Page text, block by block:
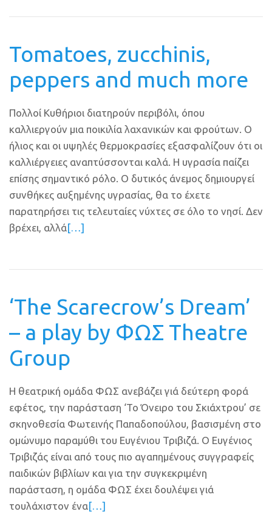
Tomatoes, zucchinis,
peppers and much more
Πολλοί Κυθήριοι διατηρούν περιβόλι, όπου
καλλιεργούν μια ποικιλία λαχανικών και φρούτων. Ο
ήλιος και οι υψηλές θερμοκρασίες εξασφαλίζουν ότι οι
καλλιέργειες αναπτύσσονται καλά. Η υγρασία παίζει
επίσης σημαντικό ρόλο. Ο δυτικός άνεμος δημιουργεί
συνθήκες αυξημένης υγρασίας, θα το έχετε
παρατηρήσει τις τελευταίες νύχτες σε όλο το νησί. Δεν
βρέχει, αλλά[…]
‘The Scarecrow’s Dream’
– a play by ΦΩΣ Theatre
Group
Η θεατρική ομάδα ΦΩΣ ανεβάζει γιά δεύτερη φορά
εφέτος, την παράσταση ‘Το Όνειρο του Σκιάχτρου’ σε
σκηνοθεσία Φωτεινής Παπαδοπούλου, βασισμένη στο
ομώνυμο παραμύθι του Ευγένιου Τριβιζά. Ο Ευγένιος
Τριβιζάς είναι από τους πιο αγαπημένους συγγραφείς
παιδικών βιβλίων και για την συγκεκριμένη
παράσταση, η ομάδα ΦΩΣ έχει δουλέψει γιά
τουλάχιστον ένα[…]